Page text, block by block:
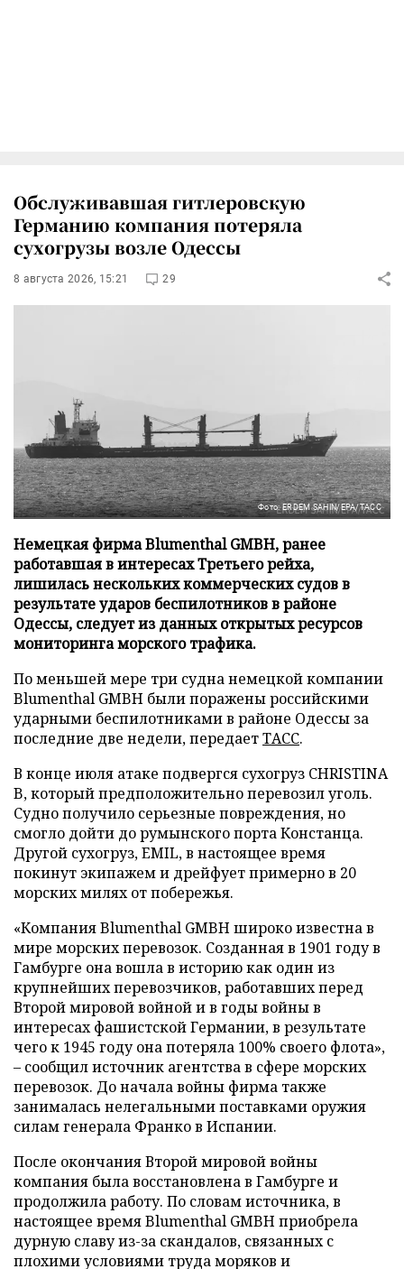
Обслуживавшая гитлеровскую
Германию компания потеряла
сухогрузы возле Одессы
8 августа 2026, 15:21 29
Фото: ERDEM SAHIN/EPA/ТАСС
Немецкая фирма Blumenthal GMBH, ранее
работавшая в интересах Третьего рейха,
лишилась нескольких коммерческих судов в
результате ударов беспилотников в районе
Одессы, следует из данных открытых ресурсов
мониторинга морского трафика.
По меньшей мере три судна немецкой компании
Blumenthal GMBH были поражены российскими
ударными беспилотниками в районе Одессы за
последние две недели, передаетТАСС.
В конце июля атаке подвергся сухогруз CHRISTINA
B, который предположительно перевозил уголь.
Судно получило серьезные повреждения, но
смогло дойти до румынского порта Констанца.
Другой сухогруз, EMIL, в настоящее время
покинут экипажем и дрейфует примерно в 20
морских милях от побережья.
«Компания Blumenthal GMBH широко известна в
мире морских перевозок. Созданная в 1901 году в
Гамбурге она вошла в историю как один из
крупнейших перевозчиков, работавших перед
Второй мировой войной и в годы войны в
интересах фашистской Германии, в результате
чего к 1945 году она потеряла 100% своего флота»,
– сообщил источник агентства в сфере морских
перевозок. До начала войны фирма также
занималась нелегальными поставками оружия
силам генерала Франко в Испании.
После окончания Второй мировой войны
компания была восстановлена в Гамбурге и
продолжила работу. По словам источника, в
настоящее время Blumenthal GMBH приобрела
дурную славу из-за скандалов, связанных с
плохими условиями труда моряков и